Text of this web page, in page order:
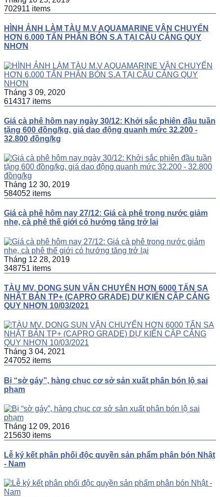
702911 items
HÌNH ẢNH LÀM TÀU M.V AQUAMARINE VẬN CHUYỂN
HƠN 6.000 TẤN PHÂN BÓN S.A TẠI CẦU CẢNG QUY
NHƠN
Tháng 3 09, 2020
614317 items
Giá cà phê hôm nay ngày 30/12: Khởi sắc phiên đầu tuần
tặng 600 đồng/kg, giá dao động quanh mức 32.200 -
32.800 đồng/kg
Tháng 12 30, 2019
584052 items
Giá cà phê hôm nay 27/12: Giá cà phê trong nước giảm
nhẹ, cà phê thế giới có hướng tăng trở lại
Tháng 12 28, 2019
348751 items
TÀU MV. DONG SUN VẬN CHUYỂN HƠN 6000 TẤN SA
NHẬT BẢN TP+ (CAPRO GRADE) DỰ KIẾN CẬP CẢNG
QUY NHƠN 10/03/2021
Tháng 3 04, 2021
247052 items
Bị “sờ gáy”, hàng chục cơ sở sản xuất phân bón lộ sai
phạm
Tháng 12 09, 2016
215630 items
Lễ ký kết phân phối độc quyền sản phẩm phân bón Nhật
- Nam